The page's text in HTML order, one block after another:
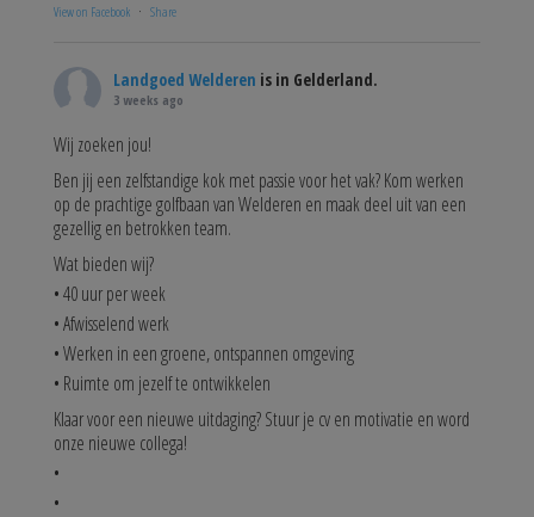
View on Facebook · Share
Landgoed Welderen is in Gelderland.
3 weeks ago
Wij zoeken jou!
Ben jij een zelfstandige kok met passie voor het vak? Kom werken
op de prachtige golfbaan van Welderen en maak deel uit van een
gezellig en betrokken team.
Wat bieden wij?
• 40 uur per week
• Afwisselend werk
• Werken in een groene, ontspannen omgeving
• Ruimte om jezelf te ontwikkelen
Klaar voor een nieuwe uitdaging? Stuur je cv en motivatie en word
onze nieuwe collega!
•
•